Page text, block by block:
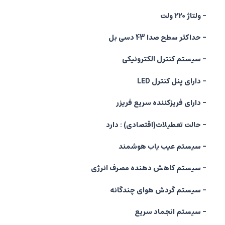
- ولتاژ 220 ولت
- حداکثر سطح صدا 43 دسی بل
- سیستم کنترل الکترونیکی
- دارای پنل کنترل LED
- دارای فریزکننده سریع فریزر
- حالت تعطیلات(اقتصادی) : دارد
- سیستم عیب یاب هوشمند
- سیستم کاهش دهنده مصرف انرژی
- سیستم گردش هوای چندگانه
- سیستم انجماد سریع